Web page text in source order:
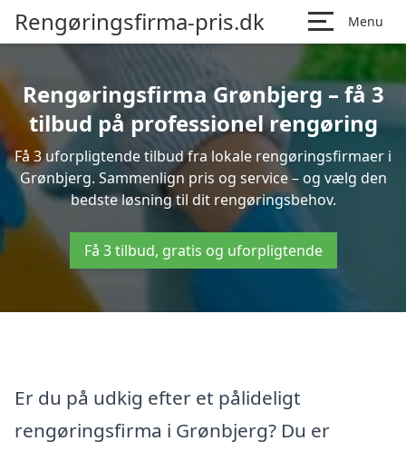
Rengøringsfirma-pris.dk Menu
Rengøringsfirma Grønbjerg – få 3
tilbud på professionel rengøring
Få 3 uforpligtende tilbud fra lokale rengøringsfirmaer i
Grønbjerg. Sammenlign pris og service – og vælg den
bedste løsning til dit rengøringsbehov.
Få 3 tilbud, gratis og uforpligtende
Er du på udkig efter et pålideligt
rengøringsfirma i Grønbjerg? Du er